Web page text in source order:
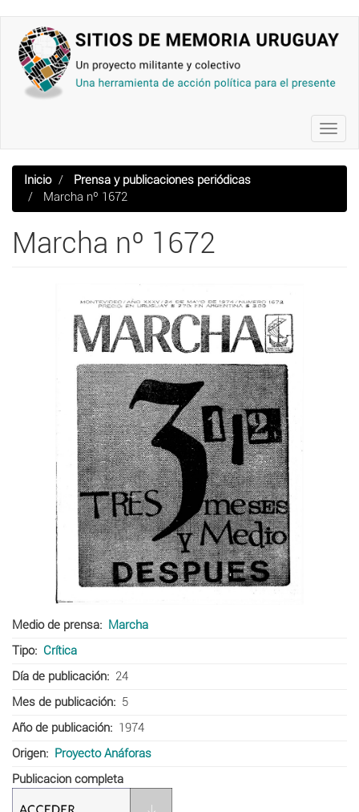
contenido
principal
Inicio
Prensa y publicaciones periódicas
Marcha nº 1672
Marcha nº 1672
Medio de prensa
Marcha
Tipo
Crítica
Día de publicación
24
Mes de publicación
5
Año de publicación
1974
Origen
Proyecto Anáforas
Publicacion completa